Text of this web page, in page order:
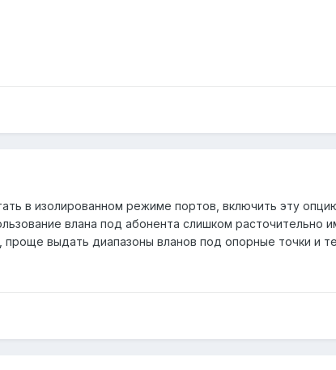
в изолированном режиме портов, включить эту
влана под абонента слишком расточительно
выдать диапазоны вланов под опорные точки и